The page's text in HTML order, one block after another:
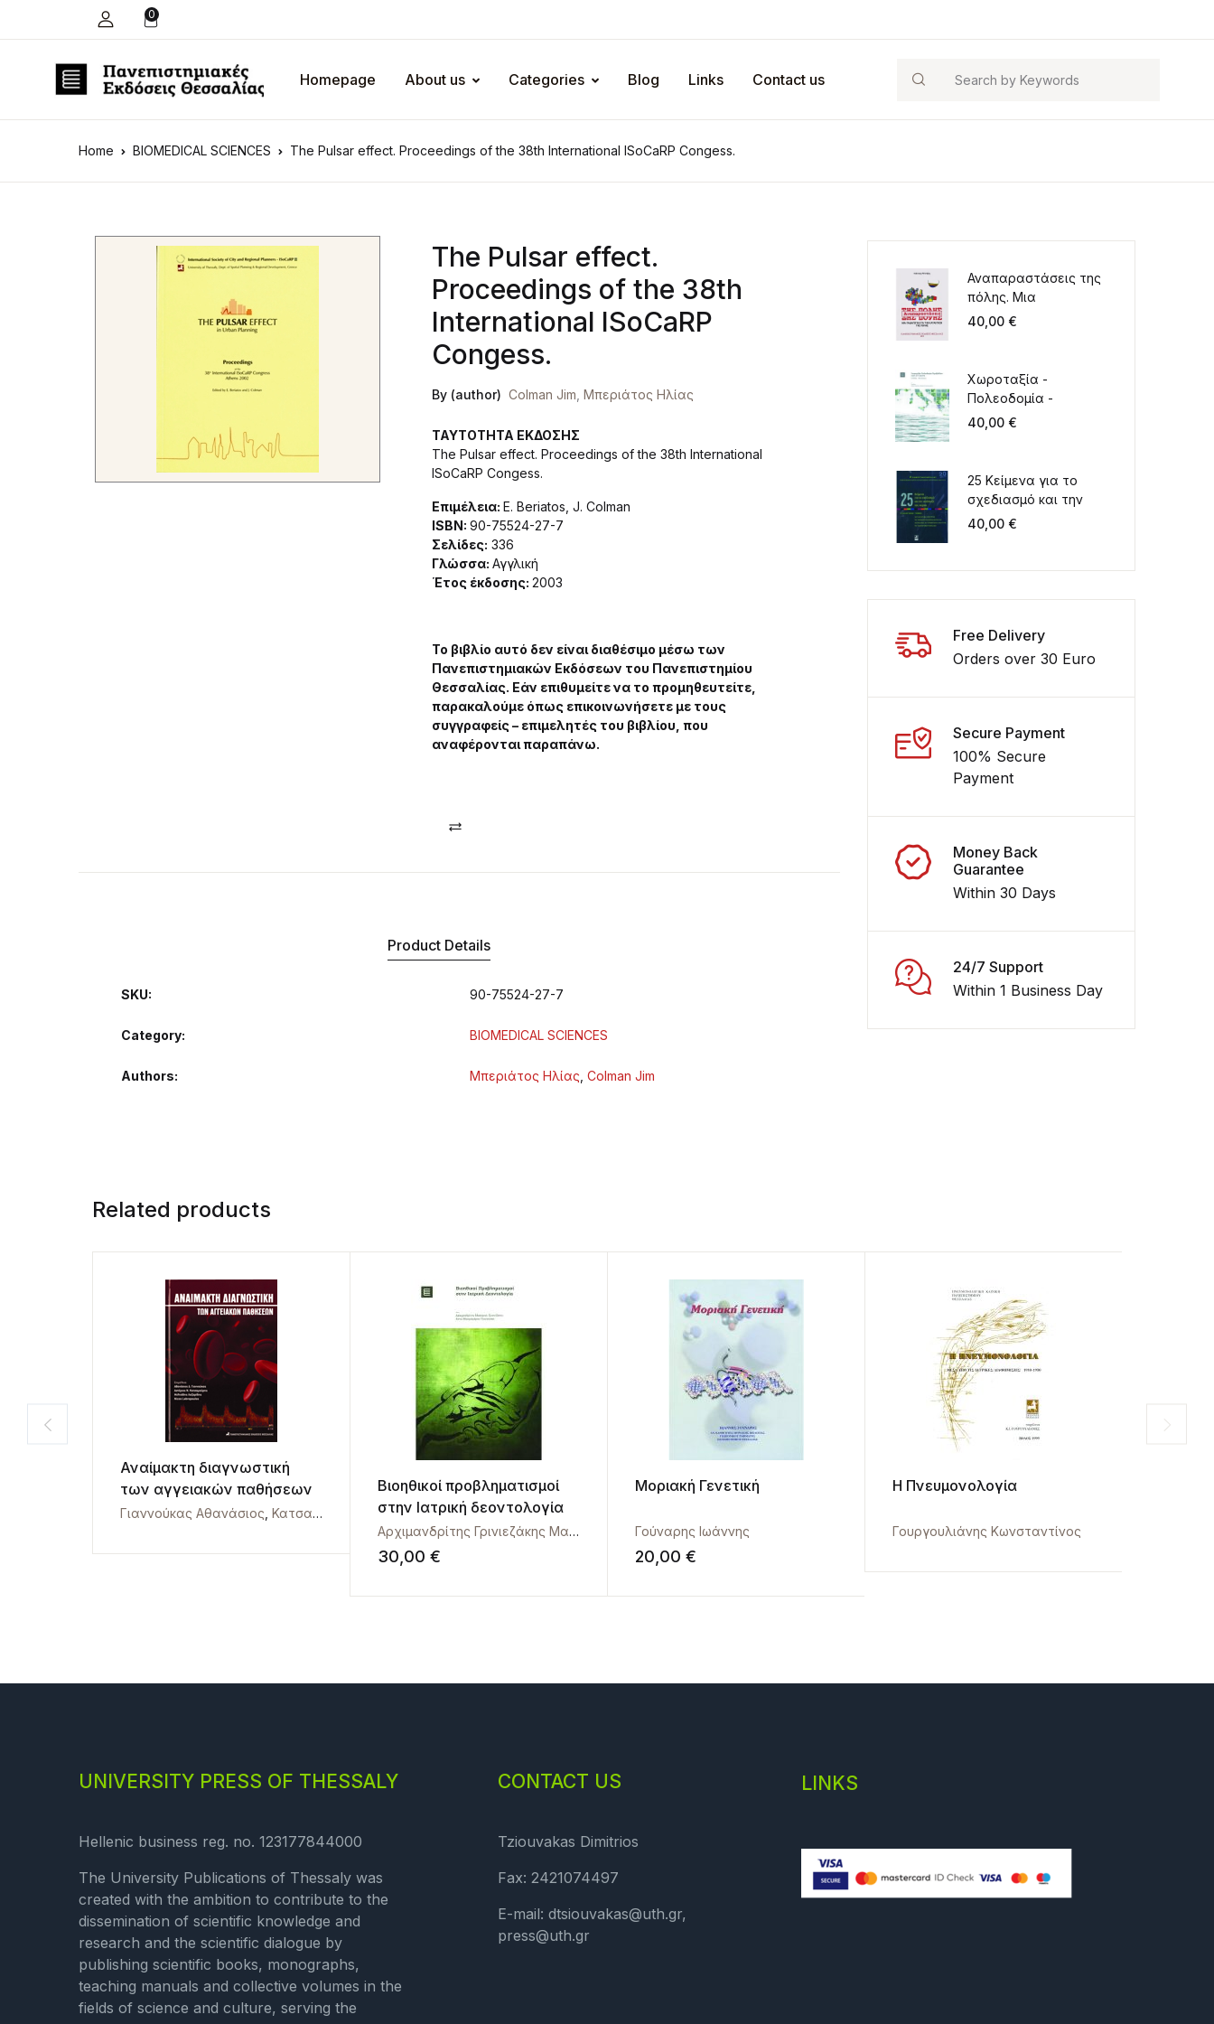
0
Homepage About us Categories Blog Links Contact us Search
Home BIOMEDICAL SCIENCES The Pulsar effect. Proceedings of the 38th International ISoCaRP Congess.
The Pulsar effect.
Proceedings of the 38th
International ISoCaRP
Congess.
By (author) Colman Jim ,Μπεριάτος Ηλίας
ΤΑΥΤΟΤΗΤΑ ΕΚΔΟΣΗΣ
The Pulsar effect. Proceedings of the 38th International
ISoCaRP Congess.
Επιμέλεια:E. Beriatos, J. Colman
ISBN:90-75524-27-7
Σελίδες: 336
Γλώσσα:Αγγλική
Έτος έκδοσης:2003
Το βιβλίο αυτό δεν είναι διαθέσιμο μέσω των
Πανεπιστημιακών Εκδόσεων του Πανεπιστημίου
Θεσσαλίας. Εάν επιθυμείτε να το προμηθευτείτε,
παρακαλούμε όπως επικοινωνήσετε με τους
συγγραφείς – επιμελητές του βιβλίου, που
αναφέρονται παραπάνω.
Product Details
SKU: 90-75524-27-7
Category: BIOMEDICAL SCIENCES
Authors Μπεριάτος Ηλίας Colman Jim
Αναπαραστάσεις της
πόλης. Μια
παιδαγωγική για την
40,00 €
Χωροταξία -
Πολεοδομία -
Περιβάλλον στον 21ο
40,00 €
25 Κείμενα για το
σχεδιασμό και την
ανάπτυξη του χώρου
λειτουργίας του
40,00 €
Free Delivery
Orders over 30 Euro
Secure Payment
100% Secure
Payment
Money Back
Guarantee
Within 30 Days
24/7 Support
Within 1 Business Day
Related products
Αναίμακτη διαγνωστική
των αγγειακών παθήσεων
Γιαννούκας Αθανάσιος Κατσαμούρης Αστέριος ,Λαζαρίδης Μιλτιάδης,
Βιοηθικοί προβληματισμοί
στην Ιατρική δεοντολογία
Αρχιμανδρίτης Γρινιεζάκης Μακάριος Μαυροφόρου - Γιαννούκα Άννα
30,00 €
Μοριακή Γενετική
Γούναρης Ιωάννης
20,00 €
Η Πνευμονολογία
Γουργουλιάνης Κωνσταντίνος
UNIVERSITY PRESS OF THESSALY
Hellenic business reg. no. 123177844000
The University Publications of Thessaly was
created with the ambition to contribute to the
dissemination of scientific knowledge and
research and the scientific dialogue by
publishing scientific books, monographs,
teaching manuals and collective volumes in the
fields of science and culture, serving the
CONTACT US
Tziouvakas Dimitrios
Fax: 2421074497
E-mail: dtsiouvakas@uth.gr,
press@uth.gr
LINKS